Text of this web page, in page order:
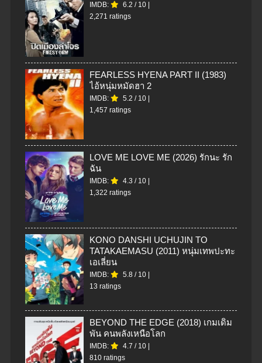
IMDB: 6.2 / 10
2,271 ratings
FEARLESS HYENA PART II (1983)
ไอ้หนุ่มหมัดฮา 2
IMDB: 5.2 / 10
1,457 ratings
LOVE ME LOVE ME (2026) รักนะ รัก
ฉัน
IMDB: 4.3 / 10
1,322 ratings
KONO DANSHI UCHUJIN TO
TATAKAEMASU (2011) หนุ่มเทพปะทะ
เอเลี่ยน
IMDB: 5.8 / 10
13 ratings
BEYOND THE EDGE (2018) เกมเดิม
พัน คนพลังเหนือโลก
IMDB: 4.7 / 10
810 ratings